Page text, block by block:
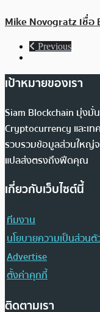
Mike Novogratz เชื่อ
Previous
เป้าหมายของเรา
Siam Blockchain มุ่งมั่
Cryptocurrency และเท
รวบรวมข้อมูลส่วนใหญ่จ
แปลส่งตรงถึงฟีดคุณ
เกี่ยวกับเว็บไซต์นี้
ทีมงาน
นโยบายความเป็นส่วนตั
Advertise
ตั้งค่าคุกกี้
ติดตามเรา